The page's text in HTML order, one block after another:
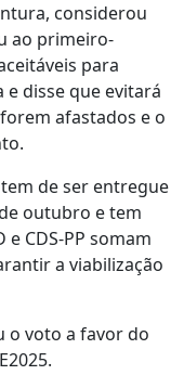
considerou
ao primeiro-
para
disse que evitará
afastados e o
de ser entregue
outubro e tem
CDS-PP somam
a viabilização
o voto a favor do